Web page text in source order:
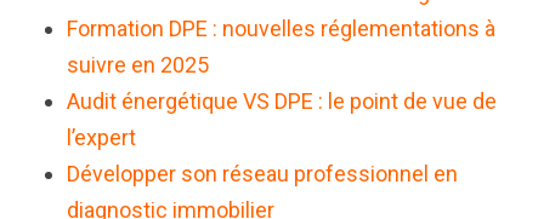
Formation DPE : nouvelles réglementations à
suivre en 2025
Audit énergétique VS DPE : le point de vue de
l’expert
Développer son réseau professionnel en
diagnostic immobilier